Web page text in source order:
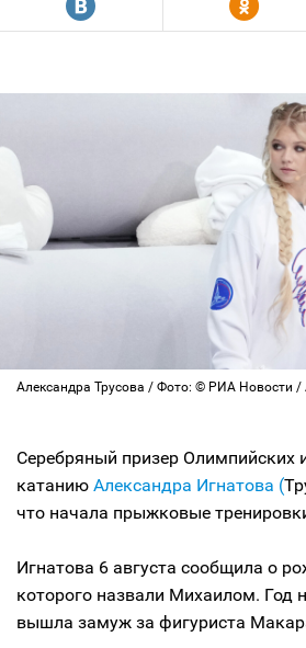
R Y
Александра Трусова / Фото: © РИА Новости /
Серебряный призер Олимпийских
катанию Александра Игнатова (
что начала прыжковые
Игнатова 6 августа сообщила о
которого назвали Михаилом. Год
вышла замуж за фигуриста